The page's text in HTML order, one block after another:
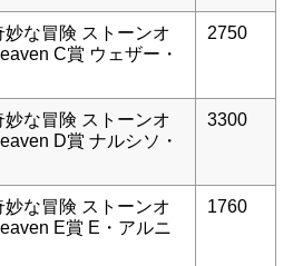
な冒険 ストーンオ
C賞 ウェザー・
2750
な冒険 ストーンオ
D賞 ナルシソ・
3300
な冒険 ストーンオ
E賞 E・アルニ
1760